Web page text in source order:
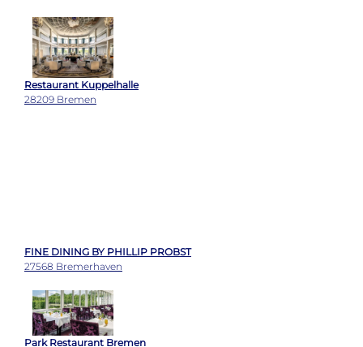
Restaurant Kuppelhalle
28209 Bremen
Park Restaurant Bremen